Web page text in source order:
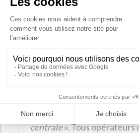
2018. En 2023, cumulé avec la
hydroélectrique,le Chili a
% d’énergies renouvelables
saturation des réseaux
Pascal Renaud, responsable
latine chez Engie, l’explique
Aujourd'hui, le réseau
sur les 180 MW que
centrale ». Tous opérateurs